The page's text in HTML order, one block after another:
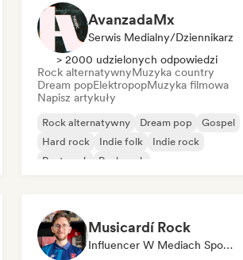
AvanzadaMx
Serwis Medialny/Dziennikarz
> 2000 udzielonych odpowiedzi
Rock alternatywnyMuzyka country
Dream popElektropopMuzyka filmowa
Napisz artykuły
Rock alternatywny Dream pop
Gospel
Hard rock
Indie folk
Indie rock
Post-rock
Punk rock
Musicardí Rock
Influencer W Mediach Społecznościowych